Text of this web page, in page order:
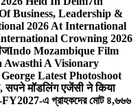
Business, Leadership &
2026 At International
Crowning 2026
Indo Mozambique Film
Awasthi A Visionary
Latest Photoshoot
सपने मॉडलिंग एजेंसी ने किया
এ গ্রাহকদের মোট ৪,৬৬৬